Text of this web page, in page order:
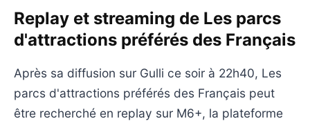
Replay et streaming de Les parcs
d'attractions préférés des Français
Après sa diffusion sur Gulli ce soir à 22h40, Les
parcs d'attractions préférés des Français peut
être recherché en replay sur M6+, la plateforme